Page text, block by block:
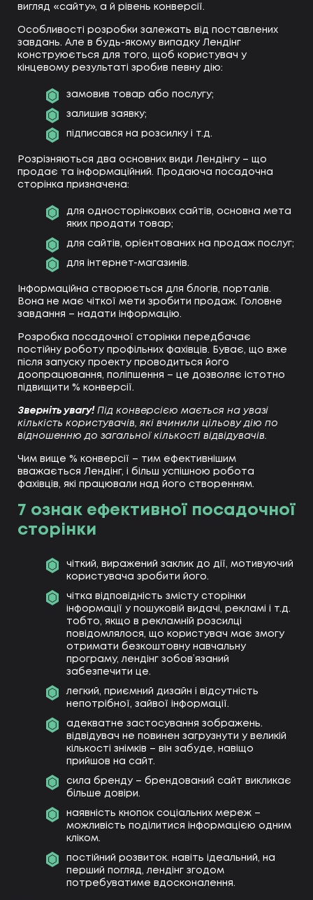
вигляд «сайту», а й рівень конверсії.
Особливості розробки залежать від поставлених
завдань. Але в будь-якому випадку Лендінг
конструюється для того, щоб користувач у
кінцевому результаті зробив певну дію:
замовив товар або послугу;
залишив заявку;
підписався на розсилку і т.д.
Розрізняються два основних види Лендінгу – що
продає та інформаційний. Продаюча посадочна
сторінка призначена:
для односторінкових сайтів, основна мета
яких продати товар;
для сайтів, орієнтованих на продаж послуг;
для інтернет-магазинів.
Інформаційна створюється для блогів, порталів.
Вона не має чіткої мети зробити продаж. Головне
завдання – надати інформацію.
Розробка посадочної сторінки передбачає
постійну роботу профільних фахівців. Буває, що вже
після запуску проекту проводиться його
доопрацювання, поліпшення – це дозволяє істотно
підвищити % конверсії.
Зверніть увагу! Під конверсією мається на увазі
кількість користувачів, які вчинили цільову дію по
відношенню до загальної кількості відвідувачів.
Чим вище % конверсії – тим ефективнішим
вважається Лендінг, і більш успішною робота
фахівців, які працювали над його створенням.
7 ознак ефективної посадочної
сторінки
чіткий, виражений заклик до дії, мотивуючий
користувача зробити його.
чітка відповідність змісту сторінки
інформації у пошуковій видачі, рекламі і т.д.
тобто, якщо в рекламній розсилці
повідомлялося, що користувач має змогу
отримати безкоштовну навчальну
програму, лендінг зобов’язаний
забезпечити це.
легкий, приємний дизайн і відсутність
непотрібної, зайвої інформації.
адекватне застосування зображень.
відвідувач не повинен загрузнути у великій
кількості знімків – він забуде, навіщо
прийшов на сайт.
сила бренду – брендований сайт викликає
більше довіри.
наявність кнопок соціальних мереж –
можливість поділитися інформацією одним
кліком.
постійний розвиток. навіть ідеальний, на
перший погляд, лендінг згодом
потребуватиме вдосконалення.